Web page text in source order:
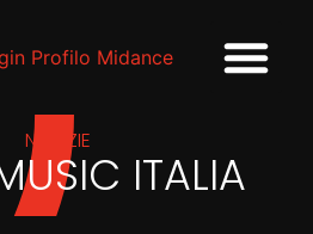
Profilo Midance
NOTIZIE
ITALIA